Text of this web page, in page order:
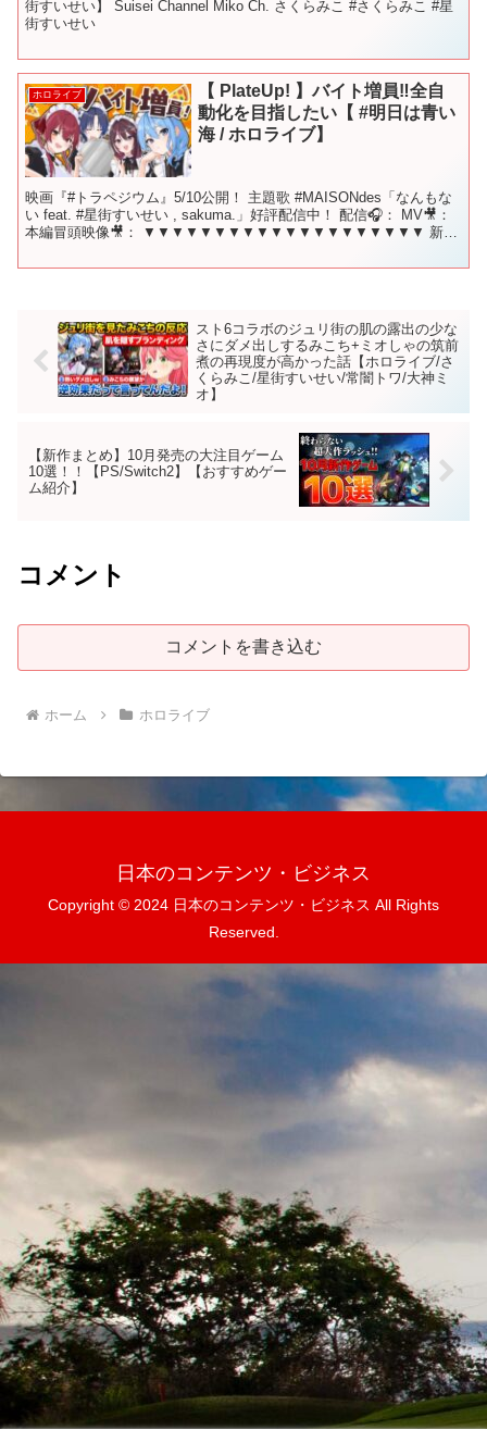
街すいせい】 Suisei Channel Miko Ch. さくらみこ #さくらみこ #星
街すいせい
ホロライブ
【 PlateUp! 】バイト増員‼全自
動化を目指したい【 #明日は青い
海 / ホロライブ】
映画『#トラペジウム』5/10公開！ 主題歌 #MAISONdes「なんもな
い feat. #星街すいせい , sakuma.」好評配信中！ 配信🎧： MV🎥：
本編冒頭映像🎥： ▼▼▼▼▼▼▼▼▼▼▼▼▼▼▼▼▼▼▼▼ 新曲
スト6コラボのジュリ街の肌の露出の少な
さにダメ出しするみこち+ミオしゃの筑前
煮の再現度が高かった話【ホロライブ/さ
くらみこ/星街すいせい/常闇トワ/大神ミ
オ】
【新作まとめ】10月発売の大注目ゲーム
10選！！【PS/Switch2】【おすすめゲー
ム紹介】
コメント
コメントを書き込む
ホーム ホロライブ
日本のコンテンツ・ビジネス
Copyright © 2024 日本のコンテンツ・ビジネス All Rights
Reserved.